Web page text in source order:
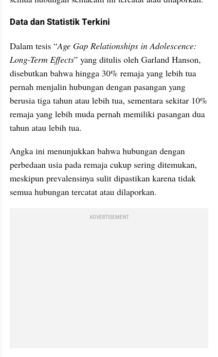
Data dan Statistik Terkini
Dalam tesis “Age Gap Relationships in Adolescence:
Long-Term Effects” yang ditulis oleh Garland Hanson,
disebutkan bahwa hingga 30% remaja yang lebih tua
pernah menjalin hubungan dengan pasangan yang
berusia tiga tahun atau lebih tua, sementara sekitar 10%
remaja yang lebih muda pernah memiliki pasangan dua
tahun atau lebih tua.
Angka ini menunjukkan bahwa hubungan dengan
perbedaan usia pada remaja cukup sering ditemukan,
meskipun prevalensinya sulit dipastikan karena tidak
semua hubungan tercatat atau dilaporkan.
ADVERTISEMENT